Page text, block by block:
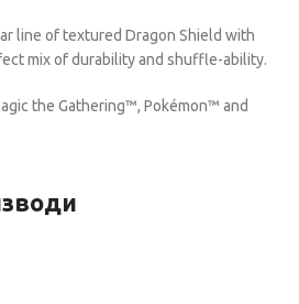
line of textured Dragon Shield with
mix of durability and shuffle-ability.
the Gathering™, Pokémon™ and